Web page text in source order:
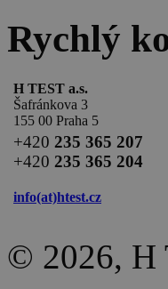
Rychlý
H TEST a.s.
Šafránkova 3
155 00 Praha 5
+420 235 365 207
+420 235 365 204
info(at)htest.cz
© 2026, H